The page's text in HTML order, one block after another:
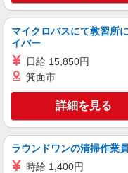
します
援内容
マイクロバスにて教習所
イバー
日給 15,850円
箕面市
詳細を見る
ラウンドワンの清掃作業員
時給 1,400円